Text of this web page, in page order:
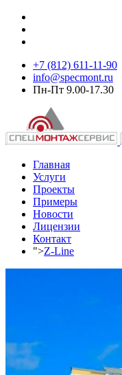
+7 (812) 611-11-90
info@specmont.ru
Пн-Пт 9.00-17.30
Главная
Услуги
Проекты
Примеры
Новости
Лицензии
Контакт
">Z-Line